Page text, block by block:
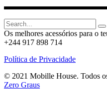
Search
for:
Os melhores acessórios para o
+244 917 898 714
Política de Privacidade
© 2021 Mobille House. Todos
Zero Graus